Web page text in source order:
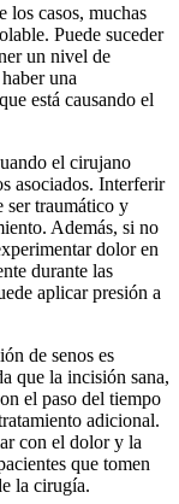
los casos, muchas
Puede suceder
un nivel de
una
está causando el
el cirujano
asociados. Interferir
ser traumático y
Además, si no
dolor en
durante las
aplicar presión a
de senos es
que la incisión sana,
el paso del tiempo
adicional.
con el dolor y la
que tomen
la cirugía.